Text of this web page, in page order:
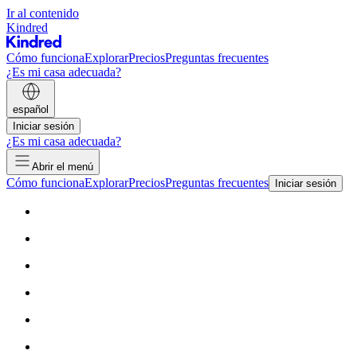
Ir al contenido
Kindred
Cómo funcionaExplorarPreciosPreguntas frecuentes
¿Es mi casa adecuada?
español
Iniciar sesión
¿Es mi casa adecuada?
Abrir el menú
Cómo funcionaExplorarPreciosPreguntas frecuentes Iniciar sesión